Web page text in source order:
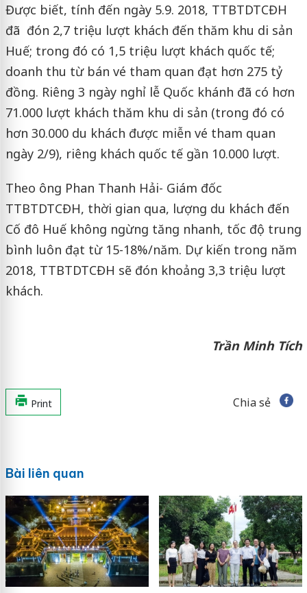
Được biết, tính đến ngày 5.9. 2018, TTBTDTCĐH
đã đón 2,7 triệu lượt khách đến thăm khu di sản
Huế; trong đó có 1,5 triệu lượt khách quốc tế;
doanh thu từ bán vé tham quan đạt hơn 275 tỷ
đồng. Riêng 3 ngày nghỉ lễ Quốc khánh đã có hơn
71.000 lượt khách thăm khu di sản (trong đó có
hơn 30.000 du khách được miễn vé tham quan
ngày 2/9), riêng khách quốc tế gần 10.000 lượt.
Theo ông Phan Thanh Hải- Giám đốc
TTBTDTCĐH, thời gian qua, lượng du khách đến
Cố đô Huế không ngừng tăng nhanh, tốc độ trung
bình luôn đạt từ 15-18%/năm. Dự kiến trong năm
2018, TTBTDTCĐH sẽ đón khoảng 3,3 triệu lượt
khách.
Trần Minh Tích
Print Chia sẻ
Bài liên quan